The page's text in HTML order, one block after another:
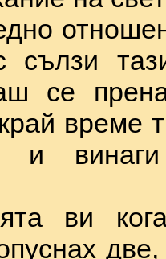
сълзи
се
време
и
ви